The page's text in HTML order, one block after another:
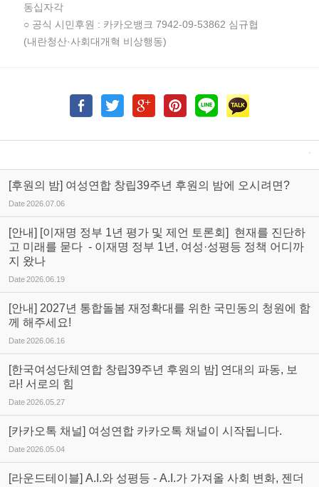
동십자각
○ 공식 시민후원 : 카카오뱅크 7942-09-53862 심규협
(내란청산·사회대개혁 비상행동)
[후원의 밤] 여성연합 창립39주년 후원의 밤에 오시려면?
Date2026.07.06
[안내] [이재명 정부 1년 평가 및 제언 토론회] 현재를 진단하
고 미래를 묻다 - 이재명 정부 1년, 여성·성평등 정책 어디까
지 왔나
Date2026.06.19
[안내] 2027년 통합돌봄 재정확대를 위한 국민동의 청원에 함
께 해주세요!
Date2026.06.16
[한국여성단체연합 창립39주년 후원의 밤] 연대의 파동, 보
라! 서로의 힘
Date2026.05.27
[카카오톡 채널] 여성연합 카카오톡 채널이 시작됩니다.
Date2026.05.04
[라운드테이블] A.I.와 성평등 - A.I.가 가져올 사회 변화, 젠더